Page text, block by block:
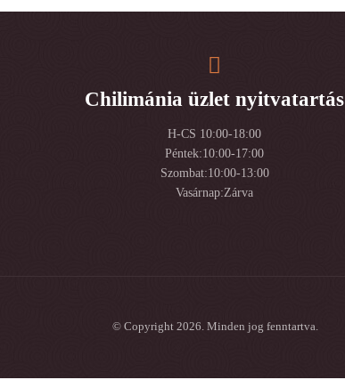
Chilimánia üzlet nyitvatartás
H-CS 10:00-18:00
Péntek:10:00-17:00
Szombat:10:00-13:00
Vasárnap:Zárva
© Copyright 2026. Minden jog fenntartva.